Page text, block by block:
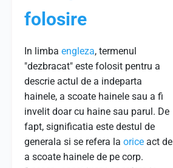
folosire
In limba engleza, termenul
"dezbracat" este folosit pentru a
descrie actul de a indeparta
hainele, a scoate hainele sau a fi
invelit doar cu haine sau parul. De
fapt, significatia este destul de
generala si se refera la orice act de
a scoate hainele de pe corp.